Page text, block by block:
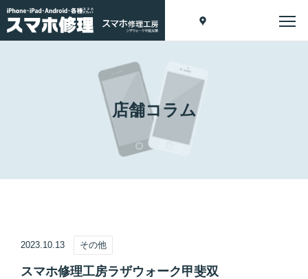
店舗コラム
2023.10.13 その他
スマホ修理工房ラザウォーク甲斐双